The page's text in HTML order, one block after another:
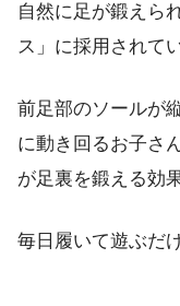
自然に足が鍛えら
ス」に採用されて
前足部のソールが
に動き回るお子さ
が足裏を鍛える効
毎日履いて遊ぶだ